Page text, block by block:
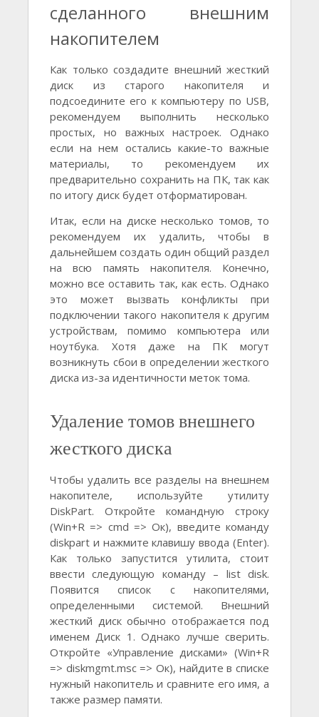
сделанного внешним
накопителем
Как только создадите внешний жесткий
диск из старого накопителя и
подсоедините его к компьютеру по USB,
рекомендуем выполнить несколько
простых, но важных настроек. Однако
если на нем остались какие-то важные
материалы, то рекомендуем их
предварительно сохранить на ПК, так как
по итогу диск будет отформатирован.
Итак, если на диске несколько томов, то
рекомендуем их удалить, чтобы в
дальнейшем создать один общий раздел
на всю память накопителя. Конечно,
можно все оставить так, как есть. Однако
это может вызвать конфликты при
подключении такого накопителя к другим
устройствам, помимо компьютера или
ноутбука. Хотя даже на ПК могут
возникнуть сбои в определении жесткого
диска из-за идентичности меток тома.
Удаление томов внешнего
жесткого диска
Чтобы удалить все разделы на внешнем
накопителе, используйте утилиту
DiskPart. Откройте командную строку
(Win+R => cmd => Ок), введите команду
diskpart и нажмите клавишу ввода (Enter).
Как только запустится утилита, стоит
ввести следующую команду – list disk.
Появится список с накопителями,
определенными системой. Внешний
жесткий диск обычно отображается под
именем Диск 1. Однако лучше сверить.
Откройте «Управление дисками» (Win+R
=> diskmgmt.msc => Ок), найдите в списке
нужный накопитель и сравните его имя, а
также размер памяти.